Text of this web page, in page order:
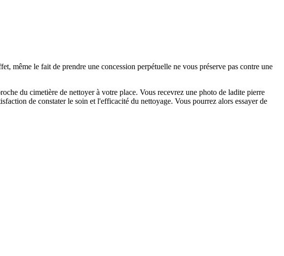
même le fait de prendre une concession perpétuelle ne vous préserve pas contre une
du cimetière de nettoyer à votre place. Vous recevrez une photo de ladite pierre
de constater le soin et l'efficacité du nettoyage. Vous pourrez alors essayer de